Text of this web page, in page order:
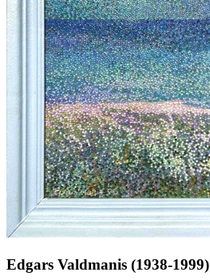
Edgars Valdmanis (1938-1999)